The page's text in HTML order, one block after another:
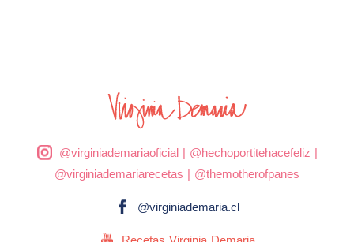
@virginiademariaoficial| @hechoportitehacefeliz |
@virginiademariarecetas | @themotherofpanes
@virginiademaria.cl